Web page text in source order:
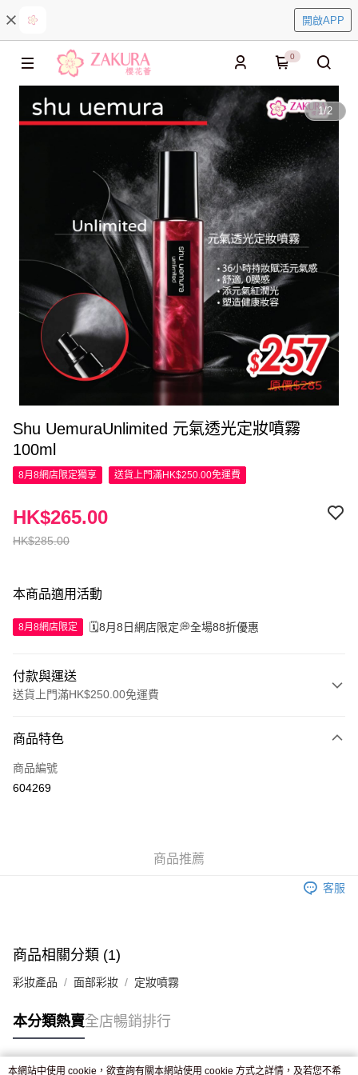
開啟APP
0
1/2
Shu UemuraUnlimited 元氣透光定妝噴霧
100ml
8月8網店限定獨享 送貨上門滿HK$250.00免運費
HK$285.00
HK$265.00
本商品適用活動
8月8網店限定 🗓️8月8日網店限定💭全場88折優惠
付款與運送
送貨上門滿HK$250.00免運費
信用卡
Apple Pay
付款後門市自取，訂單確認後2-4個工作天到店，7天內取。逾期後
商品特色
商品編號
604269
商品推薦
客服
商品相關分類 (1)
彩妝產品 面部彩妝 定妝噴霧
本分類熱賣全店暢銷排行
本網站中使用 cookie，欲查詢有關本網站使用 cookie 方式之詳情，及若您不希